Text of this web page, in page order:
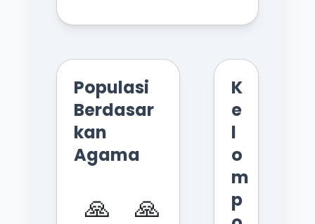
Populasi
Berdasar
kan
Agama
🙏 🙏
K
e
l
o
m
p